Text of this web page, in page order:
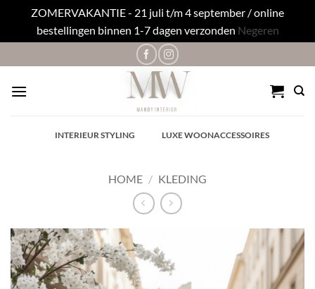
ZOMERVAKANTIE - 21 juli t/m 4 september / online
bestellingen binnen 1-7 dagen verzonden Negeren
naar
inhoud
INTERIEUR STYLING LUXE WOONACCESSOIRES
HOME / KLEDING